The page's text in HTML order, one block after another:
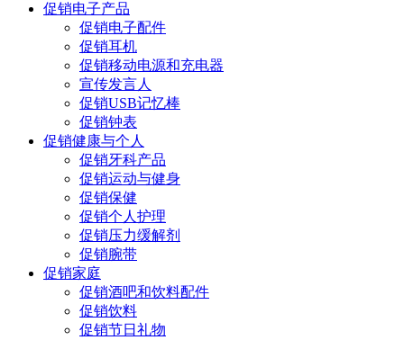
促销电子产品
促销电子配件
促销耳机
促销移动电源和充电器
宣传发言人
促销USB记忆棒
促销钟表
促销健康与个人
促销牙科产品
促销运动与健身
促销保健
促销个人护理
促销压力缓解剂
促销腕带
促销家庭
促销酒吧和饮料配件
促销饮料
促销节日礼物